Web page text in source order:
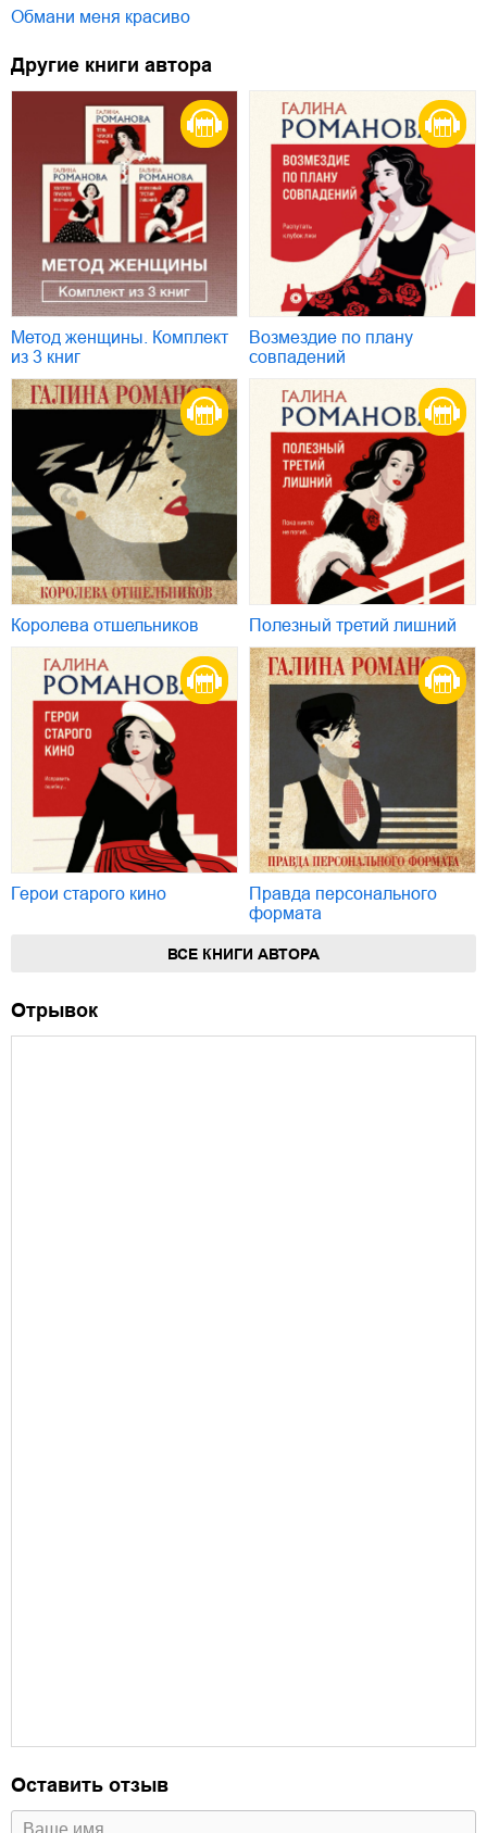
Обмани меня красиво
Другие книги автора
Метод женщины. Комплект
из 3 книг
Возмездие по плану
совпадений
Королева отшельников Полезный третий лишний
Герои старого кино
Правда персонального
формата
ВСЕ КНИГИ АВТОРА
Отрывок
Оставить отзыв